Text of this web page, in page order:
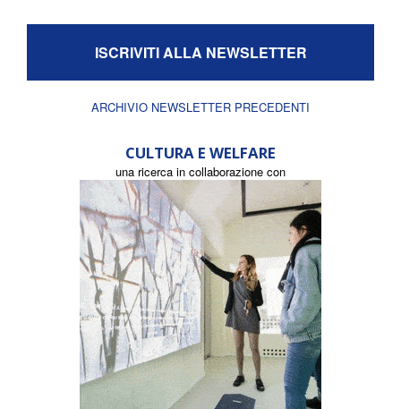
ISCRIVITI ALLA NEWSLETTER
ARCHIVIO NEWSLETTER PRECEDENTI
CULTURA E WELFARE
una ricerca in collaborazione con